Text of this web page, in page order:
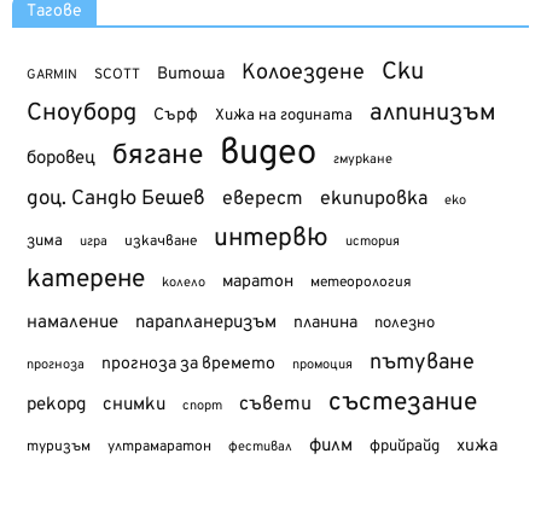
Тагове
GARMIN SCOTT Витоша Колоездене Ски
Сноуборд Сърф Хижа на годината алпинизъм
боровец бягане видео гмуркане
доц. Сандю Бешев еверест екипировка еко
зима игра изкачване интервю история
катерене колело маратон метеорология
намаление парапланеризъм планина полезно
прогноза прогноза за времето промоция пътуване
рекорд снимки спорт съвети състезание
туризъм ултрамаратон фестивал филм фрийрайд хижа